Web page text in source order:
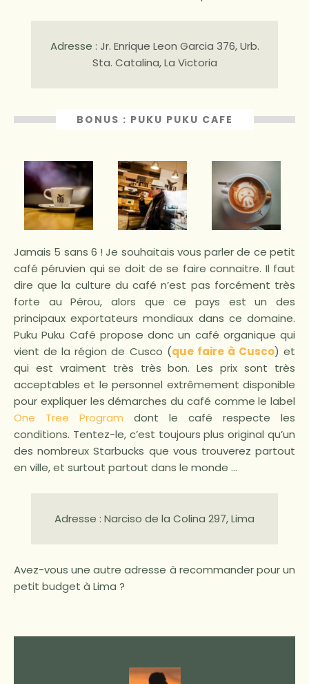
Adresse : Jr. Enrique Leon Garcia 376, Urb.
Sta. Catalina, La Victoria
BONUS : PUKU PUKU CAFE
Jamais 5 sans 6 ! Je souhaitais vous parler de ce petit
café péruvien qui se doit de se faire connaitre. Il faut
dire que la culture du café n’est pas forcément très
forte au Pérou, alors que ce pays est un des
principaux exportateurs mondiaux dans ce domaine.
Puku Puku Café propose donc un café organique qui
vient de la région de Cusco (que faire à Cusco) et
qui est vraiment très très bon. Les prix sont très
acceptables et le personnel extrêmement disponible
pour expliquer les démarches du café comme le label
One Tree Program dont le café respecte les
conditions. Tentez-le, c’est toujours plus original qu’un
des nombreux Starbucks que vous trouverez partout
en ville, et surtout partout dans le monde …
Adresse : Narciso de la Colina 297,Lima
Avez-vous une autre adresse à recommander pour un
petit budget à Lima ?